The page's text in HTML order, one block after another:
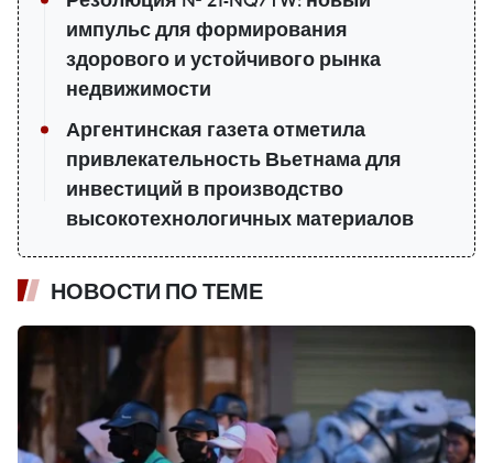
импульс для формирования
здорового и устойчивого рынка
недвижимости
Аргентинская газета отметила
привлекательность Вьетнама для
инвестиций в производство
высокотехнологичных материалов
НОВОСТИ ПО ТЕМЕ